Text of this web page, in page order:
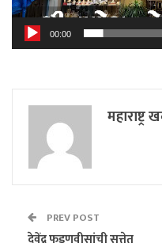
00:00
महाराष्ट्र
PREV POST